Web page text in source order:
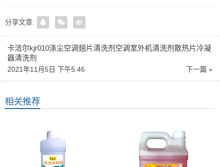
分享文章:
卡洁尔kjr010涤尘空调翅片清洗剂空调室外机清洗剂散热片冷凝
器清洗剂
下一篇 »
2021年11月5日 下午5:46
相关推荐